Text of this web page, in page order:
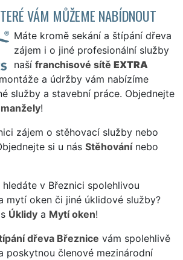
VÁM MŮŽEME NABÍDNOUT
Máte kromě sekání a štípání dřeva
zájem i o jiné profesionální služby
naší franchisové sítě EXTRA
a údržby vám nabízíme
služby a stavební práce. Objednejte
!
zájem o stěhovací služby nebo
si u nás Stěhovánínebo
v Březnici spolehlivou
mytí oken či jiné úklidové služby?
Úklidy a Mytí oken!
dřeva Březnice vám spolehlivě
poskytnou členové mezinárodní